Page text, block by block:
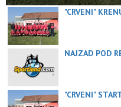
"CRVENI"
NAJZAD POD
"CRVENI"